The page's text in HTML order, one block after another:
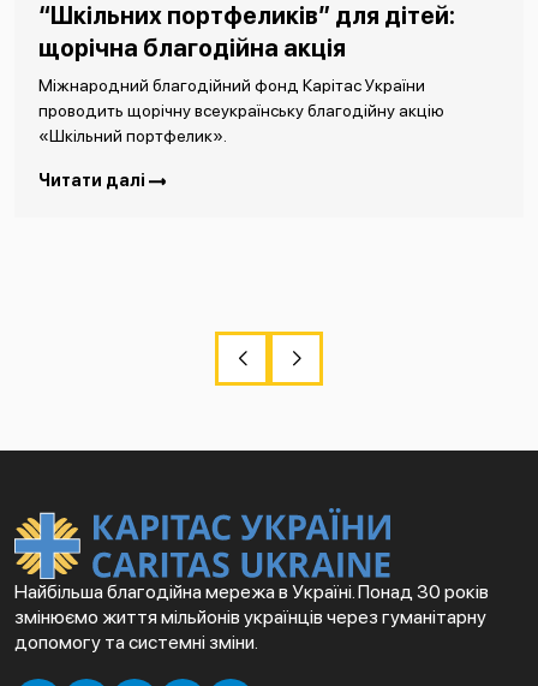
“Шкільних портфеликів” для дітей:
щорічна благодійна акція
Міжнародний благодійний фонд Карітас України
проводить щорічну всеукраїнську благодійну акцію
«Шкільний портфелик».
Читати далі
Найбільша благодійна мережа в Україні. Понад 30 років
змінюємо життя мільйонів українців через гуманітарну
допомогу та системні зміни.